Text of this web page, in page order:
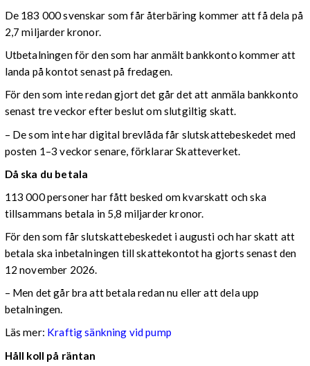
De 183 000 svenskar som får återbäring kommer att få dela på
2,7 miljarder kronor.
Utbetalningen för den som har anmält bankkonto kommer att
landa på kontot senast på fredagen.
För den som inte redan gjort det går det att anmäla bankkonto
senast tre veckor efter beslut om slutgiltig skatt.
– De som inte har digital brevlåda får slutskattebeskedet med
posten 1–3 veckor senare, förklarar Skatteverket.
Då ska du betala
113 000 personer har fått besked om kvarskatt och ska
tillsammans betala in 5,8 miljarder kronor.
För den som får slutskattebeskedet i augusti och har skatt att
betala ska inbetalningen till skattekontot ha gjorts senast den
12 november 2026.
– Men det går bra att betala redan nu eller att dela upp
betalningen.
Läs mer: Kraftig sänkning vid pump
Håll koll på räntan